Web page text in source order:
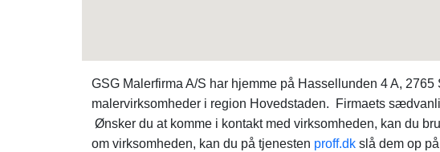
GSG Malerfirma A/S har hjemme på Hassellunden 4 A,
malervirksomheder i region Hovedstaden. Firmaets
Ønsker du at komme i kontakt med virksomheden, kan du
om virksomheden, kan du på tjenesten proff.dk slå dem op